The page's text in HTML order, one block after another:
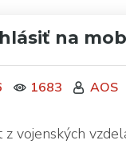
na
1683 AOS
vojenských